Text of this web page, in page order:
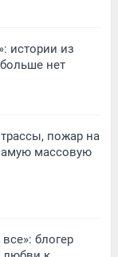
истории из
нет
пожар на
массовую
блогер